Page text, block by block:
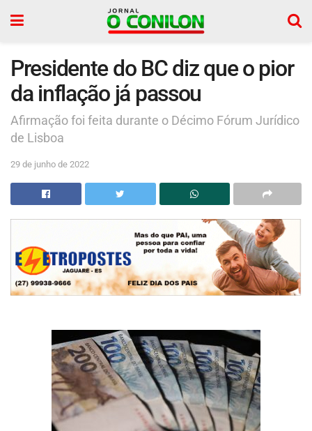
Presidente do BC diz que o pior
da inflação já passou
Afirmação foi feita durante o Décimo Fórum Jurídico
de Lisboa
29 de junho de 2022